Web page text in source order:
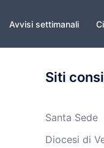
Avvisi settimanali
Siti
Santa Sede
Diocesi di